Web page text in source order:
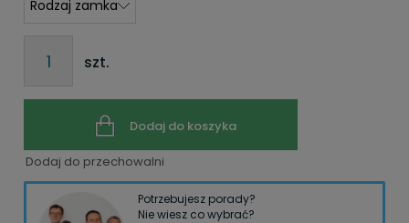
szt.
Dodaj do koszyka
Dodaj do przechowalni
Potrzebujesz porady?
Nie wiesz co wybrać?